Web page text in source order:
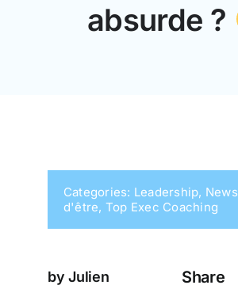
absurde ?
Categories: Leadership, News
d'être, Top Exec Coaching
by Julien Share